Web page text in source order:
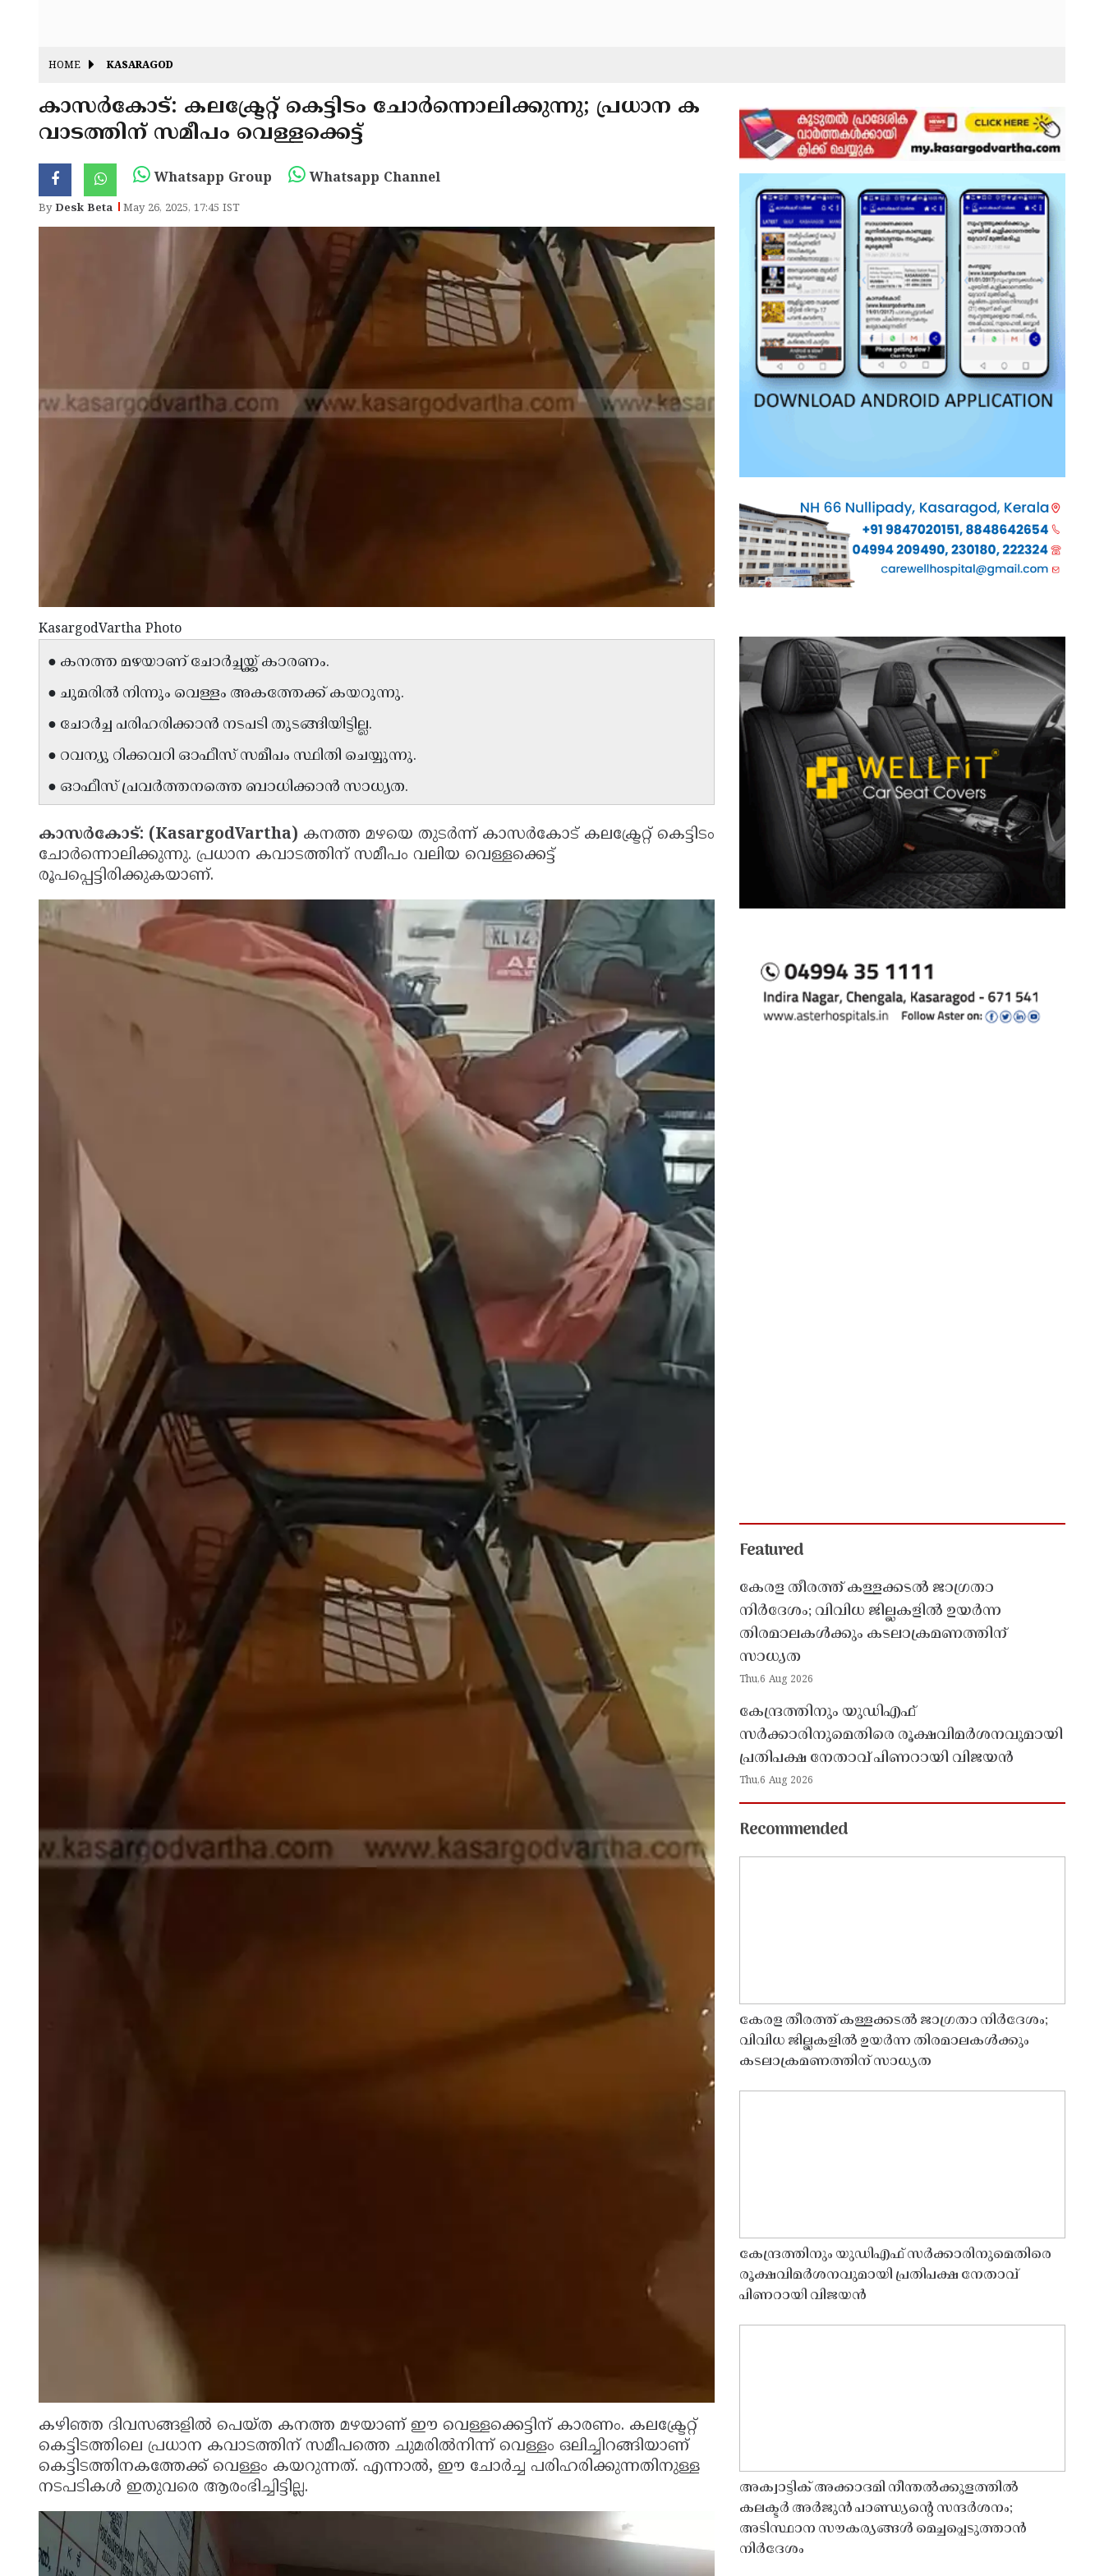
HOME KASARAGOD
കാസർകോട്: കലക്ട്രേറ്റ് കെട്ടിടം ചോർന്നൊലിക്കുന്നു; പ്രധാന ക
വാടത്തിന് സമീപം വെള്ളക്കെട്ട്
Whatsapp Group Whatsapp Channel
ByDesk Beta May 26, 2025, 17:45 IST
KasargodVartha Photo
● കനത്ത മഴയാണ് ചോര്‍ച്ചയ്ക്ക് കാരണം.
● ചുമരില്‍ നിന്നും വെള്ളം അകത്തേക്ക് കയറുന്നു.
● ചോര്‍ച്ച പരിഹരിക്കാന്‍ നടപടി തുടങ്ങിയിട്ടില്ല.
● റവന്യു റിക്കവറി ഓഫീസ് സമീപം സ്ഥിതി ചെയ്യുന്നു.
● ഓഫീസ് പ്രവര്‍ത്തനത്തെ ബാധിക്കാന്‍ സാധ്യത.
കാസർകോട്: (KasargodVartha) കനത്ത മഴയെ തുടർന്ന് കാസർകോട് കലക്ട്രേറ്റ് കെട്ടിടം
ചോർന്നൊലിക്കുന്നു. പ്രധാന കവാടത്തിന് സമീപം വലിയ വെള്ളക്കെട്ട്
രൂപപ്പെട്ടിരിക്കുകയാണ്.
കഴിഞ്ഞ ദിവസങ്ങളിൽ പെയ്ത കനത്ത മഴയാണ് ഈ വെള്ളക്കെട്ടിന് കാരണം. കലക്ട്രേറ്റ്
കെട്ടിടത്തിലെ പ്രധാന കവാടത്തിന് സമീപത്തെ ചുമരിൽനിന്ന് വെള്ളം ഒലിച്ചിറങ്ങിയാണ്
കെട്ടിടത്തിനകത്തേക്ക് വെള്ളം കയറുന്നത്. എന്നാൽ, ഈ ചോർച്ച പരിഹരിക്കുന്നതിനുള്ള
നടപടികൾ ഇതുവരെ ആരംഭിച്ചിട്ടില്ല.
Featured
കേരള തീരത്ത് കള്ളക്കടൽ ജാഗ്രതാ
നിർദേശം; വിവിധ ജില്ലകളിൽ ഉയർന്ന
തിരമാലകൾക്കും കടലാക്രമണത്തിന്
സാധ്യത
Thu,6 Aug 2026
കേന്ദ്രത്തിനും യുഡിഎഫ്
സർക്കാരിനുമെതിരെ രൂക്ഷവിമർശനവുമായി
പ്രതിപക്ഷ നേതാവ് പിണറായി വിജയൻ
Thu,6 Aug 2026
Recommended
കേരള തീരത്ത് കള്ളക്കടൽ ജാഗ്രതാ നിർദേശം;
വിവിധ ജില്ലകളിൽ ഉയർന്ന തിരമാലകൾക്കും
കടലാക്രമണത്തിന് സാധ്യത
കേന്ദ്രത്തിനും യുഡിഎഫ് സർക്കാരിനുമെതിരെ
രൂക്ഷവിമർശനവുമായി പ്രതിപക്ഷ നേതാവ്
പിണറായി വിജയൻ
അക്വാട്ടിക് അക്കാദമി നീന്തൽക്കുളത്തിൽ
കലക്ടർ അർജുൻ പാണ്ഡ്യൻ്റെ സന്ദർശനം;
അടിസ്ഥാന സൗകര്യങ്ങൾ മെച്ചപ്പെടുത്താൻ
നിർദേശം